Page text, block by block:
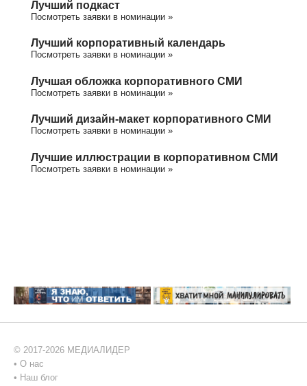
Лучший подкаст
Посмотреть заявки в номинации »
Лучший корпоративный календарь
Посмотреть заявки в номинации »
Лучшая обложка корпоративного СМИ
Посмотреть заявки в номинации »
Лучший дизайн-макет корпоративного СМИ
Посмотреть заявки в номинации »
Лучшие иллюстрации в корпоративном СМИ
Посмотреть заявки в номинации »
© 2017-2026 МЕДИАЛИДЕР
• О нас
• Наш блог